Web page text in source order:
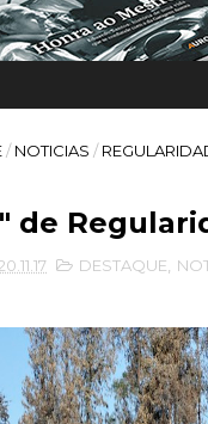
/ NOTICIAS /
de
DESTAQUE